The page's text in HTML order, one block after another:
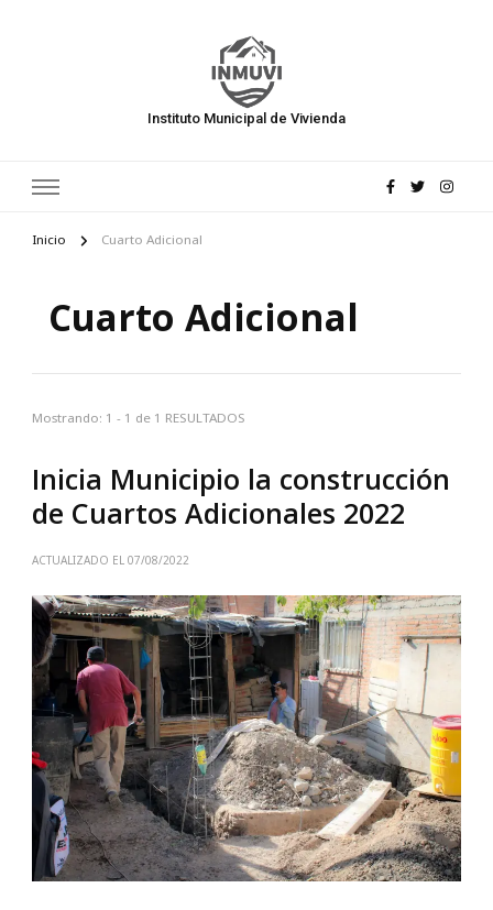
Instituto Municipal de Vivienda
Inicio Cuarto Adicional
Cuarto Adicional
Mostrando: 1 - 1 de 1 RESULTADOS
Inicia Municipio la construcción
de Cuartos Adicionales 2022
ACTUALIZADO EL 07/08/2022